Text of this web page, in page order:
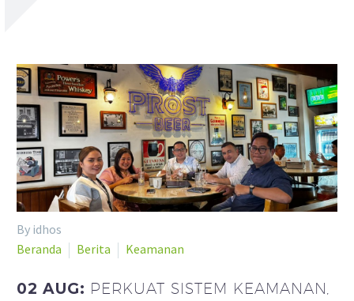
By idhos
Beranda
Berita Keamanan
02 AUG: PERKUAT SISTEM KEAMANAN,